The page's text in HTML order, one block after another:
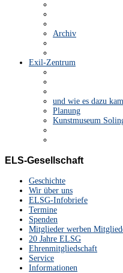
Archiv
Exil-Zentrum
und wie es dazu kam
Planung
Kunstmuseum
ELS-Gesellschaft
Geschichte
Wir über uns
ELSG-Infobriefe
Termine
Spenden
Mitglieder werben
20 Jahre ELSG
Ehrenmitgliedschaft
Service
Informationen